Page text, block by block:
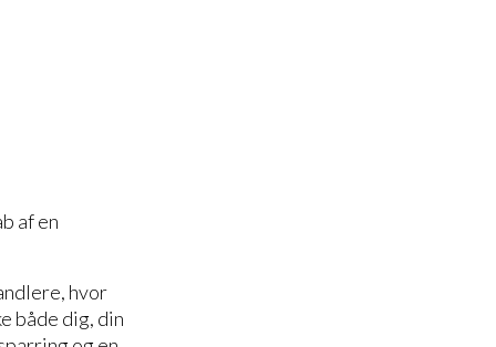
af en
hvor
både dig, din